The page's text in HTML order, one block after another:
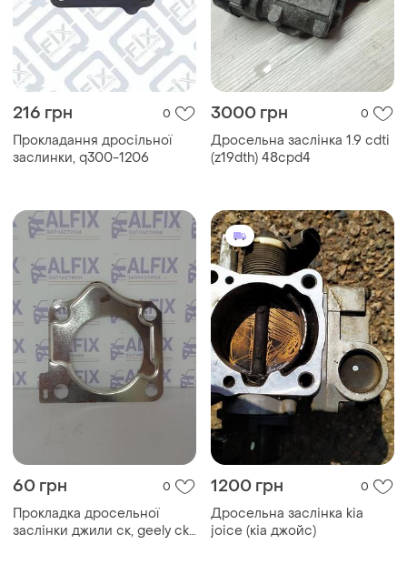
216 грн 0
Прокладання дросільної
заслинки, q300-1206
3000 грн 0
Дросельна заслінка 1.9 cdti
(z19dth) 48cpd4
60 грн 0
Прокладка дросельної
заслінки джили ск, geely ck,
1200 грн 0
Дросельна заслінка kia
joice (кіа джойс)